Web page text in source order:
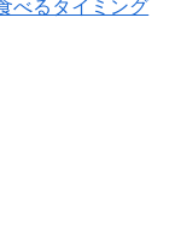
べるタイミング